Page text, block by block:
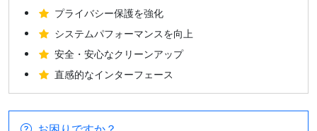
プライバシー保護を強化
システムパフォーマンスを向上
安全・安心なクリーンアップ
直感的なインターフェース